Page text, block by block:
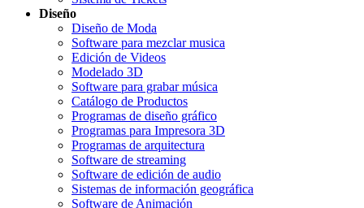
Diseño
Diseño de Moda
Software para mezclar musica
Edición de Videos
Modelado 3D
Software para grabar música
Catálogo de Productos
Programas de diseño gráfico
Programas para Impresora 3D
Programas de arquitectura
Software de streaming
Software de edición de audio
Sistemas de información geográfica
Software de Animación